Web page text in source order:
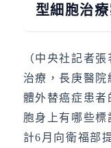
型細胞治
（中央社記者
治療，長庚醫
體外替癌症患者
胞身上有哪些
計6月向衛福部